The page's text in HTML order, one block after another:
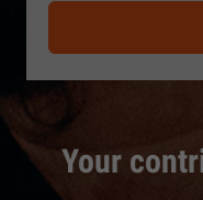
Your